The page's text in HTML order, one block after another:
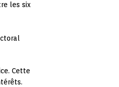
les six
Cette